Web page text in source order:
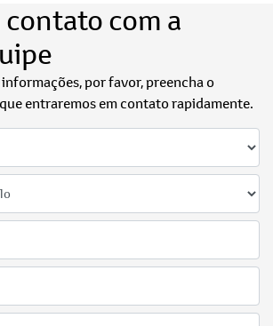
com a
por favor, preencha o
entraremos em contato rapidamente.